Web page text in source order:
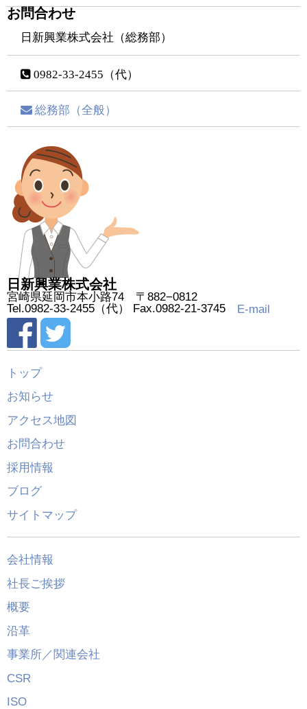
お問合わせ
日新興業株式会社（総務部）
0982-33-2455（代）
総務部（全般）
日新興業株式会社
宮崎県延岡市本小路74 〒882−0812
Tel.0982-33-2455（代） Fax.0982-21-3745 E-mail
トップ
お知らせ
アクセス地図
お問合わせ
採用情報
ブログ
サイトマップ
会社情報
社長ご挨拶
概要
沿革
事業所／関連会社
CSR
ISO